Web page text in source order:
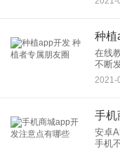
户在
种植
在线教
不断
自身
动互
2021-
手机
安卓APP
手机